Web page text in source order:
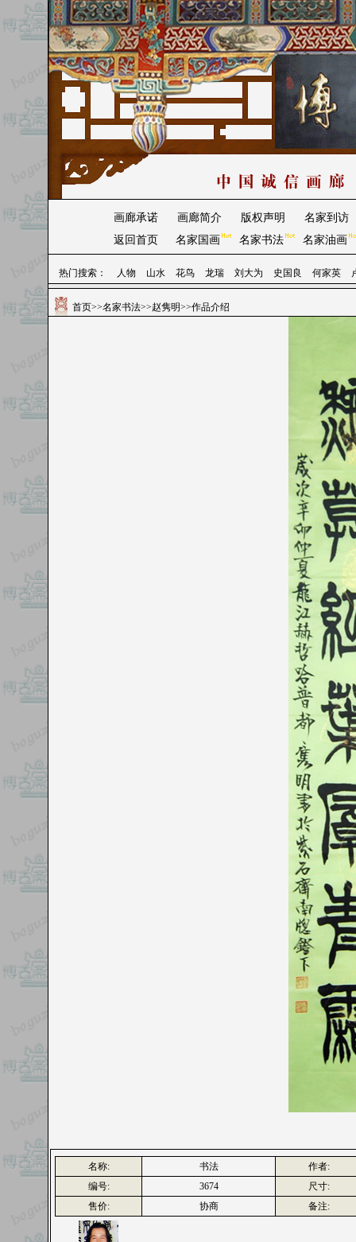
画廊承诺 画廊简介 版权声明
名家到访
返回首页
名家国画 名家书法 名家油画
热门搜索： 人物 山水 花鸟 龙瑞 刘大为 史国良 何家英
首页>>名家书法>>赵隽明>>作品介绍
名称: 书法
作者:
编号:
3674
尺寸:
售价:
协商 备注: